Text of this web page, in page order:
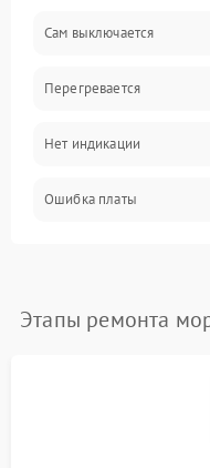
Сам выключается
Перегревается
Нет индикации
Ошибка платы
Этапы ремонта